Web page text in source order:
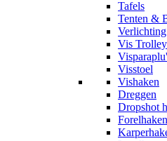
Tafels
Tenten &
Verlichting
Vis Trolley
Visstoel
Vishaken
Dreggen
Dropshot
Forelhaken